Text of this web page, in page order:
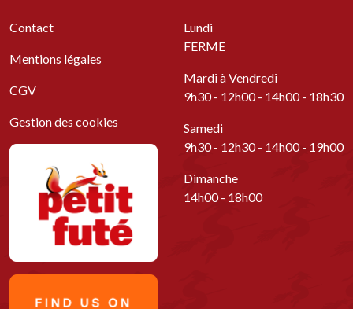
Contact
Mentions légales
CGV
Gestion des cookies
Lundi
FERME
Mardi à Vendredi
9h30 - 12h00 - 14h00 - 18h30
Samedi
9h30 - 12h30 - 14h00 - 19h00
Dimanche
14h00 - 18h00